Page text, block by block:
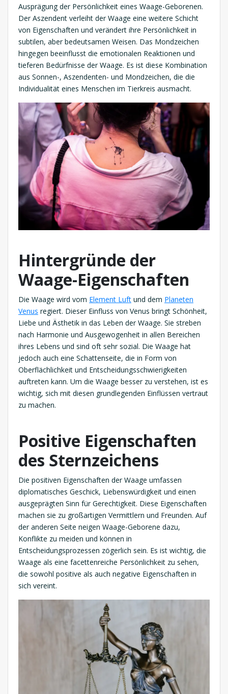
Ausprägung der Persönlichkeit eines Waage-Geborenen.
Der Aszendent verleiht der Waage eine weitere Schicht
von Eigenschaften und verändert ihre Persönlichkeit in
subtilen, aber bedeutsamen Weisen. Das Mondzeichen
hingegen beeinflusst die emotionalen Reaktionen und
tieferen Bedürfnisse der Waage. Es ist diese Kombination
aus Sonnen-, Aszendenten- und Mondzeichen, die die
Individualität eines Menschen im Tierkreis ausmacht.
Hintergründe der
Waage-Eigenschaften
Die Waage wird vom Element Luft und dem Planeten
Venus regiert. Dieser Einfluss von Venus bringt Schönheit,
Liebe und Ästhetik in das Leben der Waage. Sie streben
nach Harmonie und Ausgewogenheit in allen Bereichen
ihres Lebens und sind oft sehr sozial. Die Waage hat
jedoch auch eine Schattenseite, die in Form von
Oberflächlichkeit und Entscheidungsschwierigkeiten
auftreten kann. Um die Waage besser zu verstehen, ist es
wichtig, sich mit diesen grundlegenden Einflüssen vertraut
zu machen.
Positive Eigenschaften
des Sternzeichens
Die positiven Eigenschaften der Waage umfassen
diplomatisches Geschick, Liebenswürdigkeit und einen
ausgeprägten Sinn für Gerechtigkeit. Diese Eigenschaften
machen sie zu großartigen Vermittlern und Freunden. Auf
der anderen Seite neigen Waage-Geborene dazu,
Konflikte zu meiden und können in
Entscheidungsprozessen zögerlich sein. Es ist wichtig, die
Waage als eine facettenreiche Persönlichkeit zu sehen,
die sowohl positive als auch negative Eigenschaften in
sich vereint.